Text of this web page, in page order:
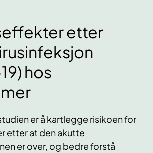
etter
hos
er å kartlegge risikoen for
etter at den akutte
er over, og bedre forstå